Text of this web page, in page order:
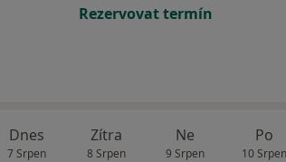
Rezervovat termín
Dnes
7 Srpen
Zítra
8 Srpen
Ne
9 Srpen
Po
10 Srpen